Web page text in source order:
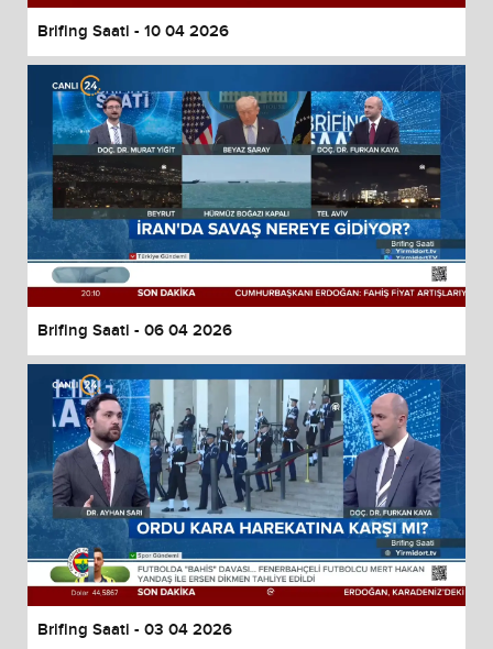
Brifing Saati - 10 04 2026
Brifing Saati - 06 04 2026
Brifing Saati - 03 04 2026